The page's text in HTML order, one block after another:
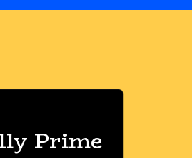
Prime